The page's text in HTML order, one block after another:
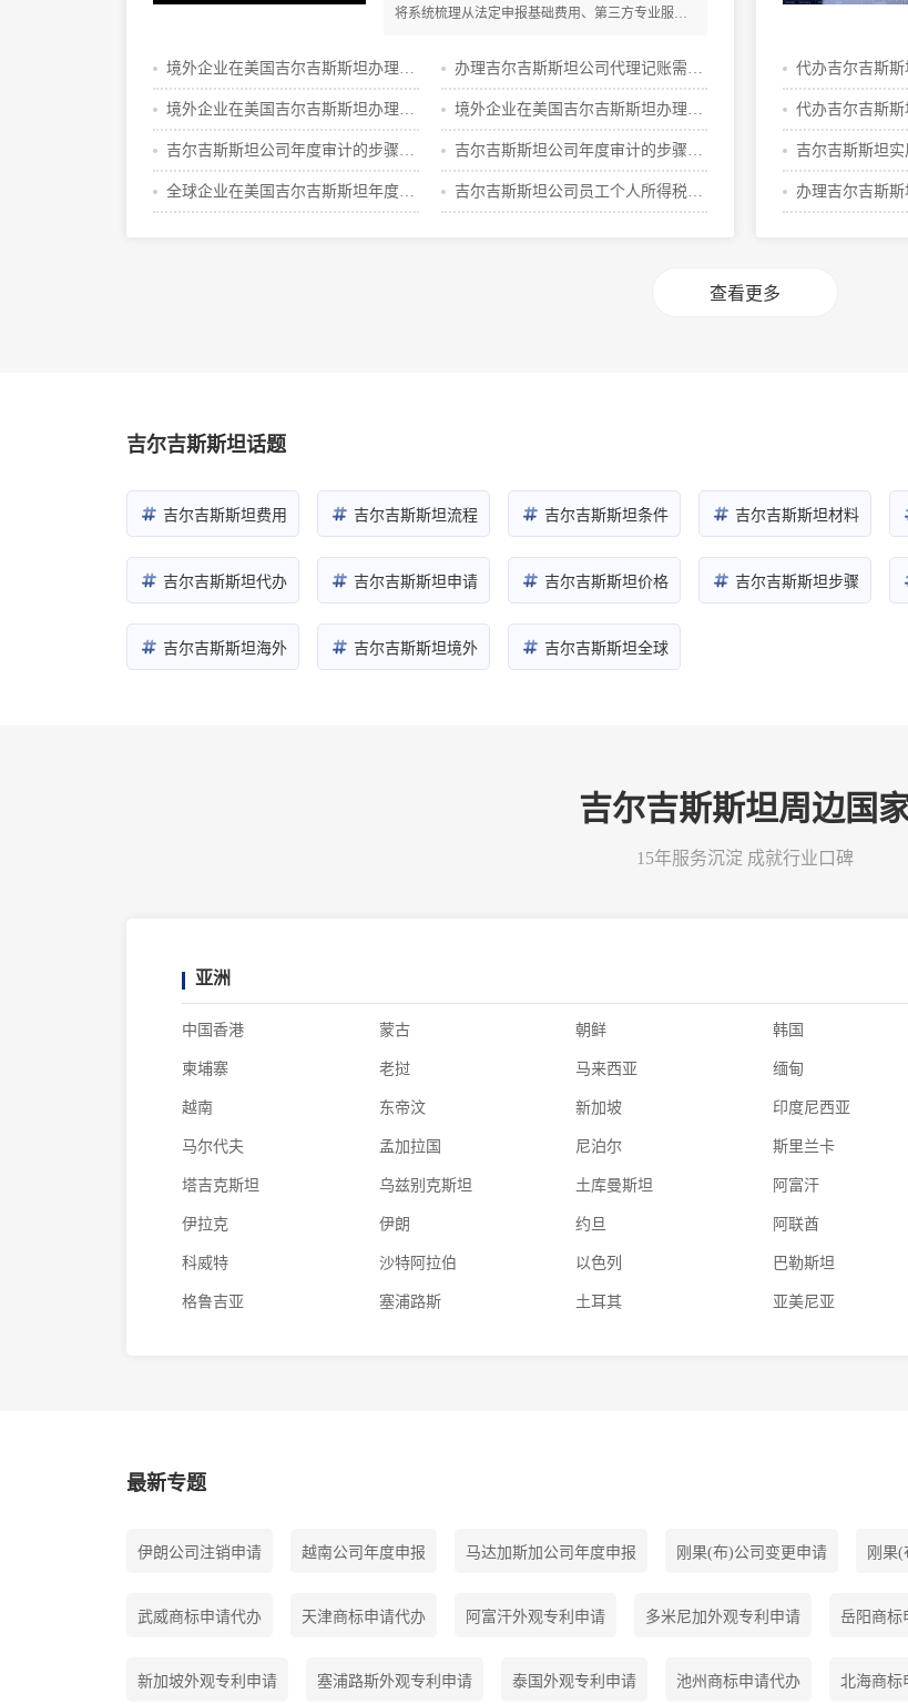
将系统梳理从法定申报基础费用、第三方专业服务
本优化策略，帮助企业清晰规划合规预算，高效完
成申报义务。
境外企业在美国吉尔吉斯斯坦办理
VAT注册的流程攻略
办理吉尔吉斯斯坦公司代理记账需要
提供什么材料
境外企业在美国吉尔吉斯斯坦办理
VAT注册费用一览
境外企业在美国吉尔吉斯斯坦办理
VAT注册价格是多少
吉尔吉斯斯坦公司年度审计的步骤与
价格明细
吉尔吉斯斯坦公司年度审计的步骤与
条件指南
全球企业在美国吉尔吉斯斯坦年度申 吉尔吉斯斯坦公司员工个人所得税缴
代办吉尔吉斯斯
细
代办吉尔吉斯斯
细
吉尔吉斯斯坦实
细步骤有哪些
办理吉尔吉斯斯
查看更多
吉尔吉斯斯坦话题
吉尔吉斯斯坦费用 吉尔吉斯斯坦流程 吉尔吉斯斯坦条件 吉尔吉斯斯坦材料
吉尔吉斯斯坦代办 吉尔吉斯斯坦申请 吉尔吉斯斯坦价格 吉尔吉斯斯坦步骤
吉尔吉斯斯坦海外 吉尔吉斯斯坦境外 吉尔吉斯斯坦全球
吉尔吉斯斯坦周边国
15年服务沉淀 成就行业口碑
亚洲
中国香港 蒙古 朝鲜 韩国
柬埔寨 老挝 马来西亚 缅甸
越南 东帝汶 新加坡 印度尼西亚
马尔代夫 孟加拉国 尼泊尔 斯里兰卡
塔吉克斯坦 乌兹别克斯坦 土库曼斯坦 阿富汗
伊拉克 伊朗 约旦 阿联酋
科威特 沙特阿拉伯 以色列 巴勒斯坦
格鲁吉亚 塞浦路斯 土耳其 亚美尼亚
最新专题
伊朗公司注销申请 越南公司年度申报 马达加斯加公司年度申报 刚果(布)公司变更申请 刚果
武威商标申请代办 天津商标申请代办 阿富汗外观专利申请 多米尼加外观专利申请 岳阳商标
新加坡外观专利申请 塞浦路斯外观专利申请 泰国外观专利申请 池州商标申请代办 北海商标